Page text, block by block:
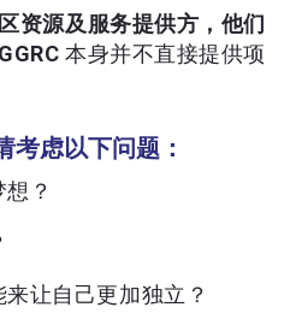
资源及服务提供方，他们
本身并不直接提供项
考虑以下问题：
？
让自己更加独立？